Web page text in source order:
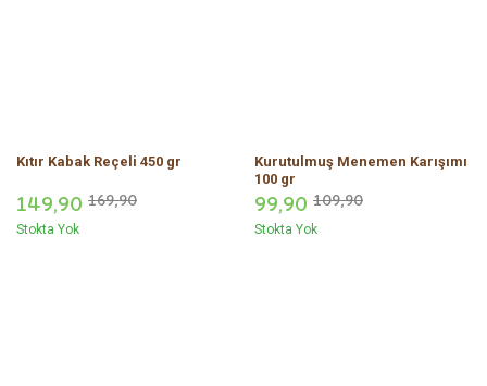
Kıtır Kabak Reçeli 450 gr
149,90 169,90
Stokta Yok
Kurutulmuş Menemen Karışımı
100 gr
99,90 109,90
Stokta Yok